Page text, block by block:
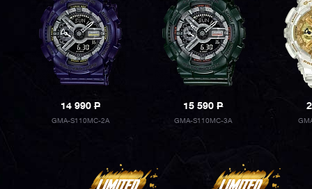
14 990P
GMA-S110MC-2A
15 590P
GMA-S110MC-3A